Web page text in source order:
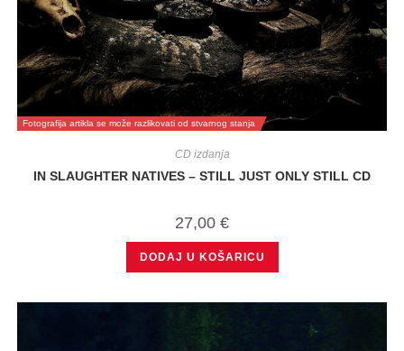
Fotografija artikla se može razlikovati od stvarnog stanja
CD izdanja
IN SLAUGHTER NATIVES – STILL JUST ONLY STILL CD
27,00 €
DODAJ U KOŠARICU